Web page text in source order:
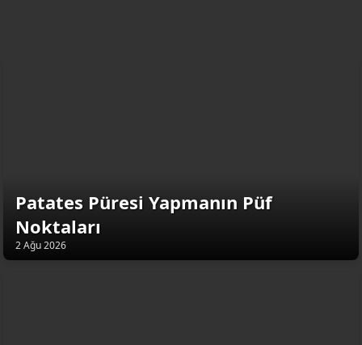
Patates Püresi Yapmanın Püf
Noktaları
2 Ağu 2026